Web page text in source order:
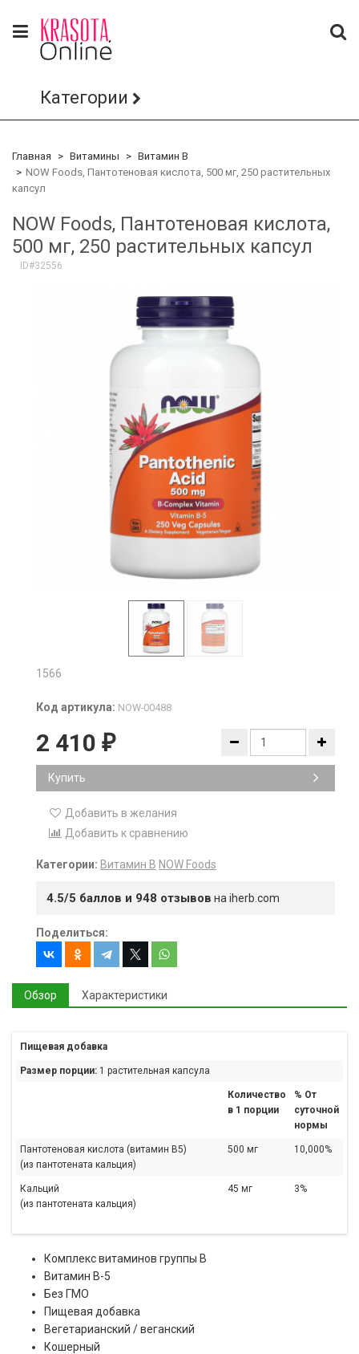
Категории
Главная Витамины
Витамин B
NOW Foods, Пантотеновая кислота, 500 мг, 250 растительных
капсул
NOW Foods, Пантотеновая кислота,
500 мг, 250 растительных капсул
ID#32556
1566
Код артикула: NOW-00488
2 410 ₽
Купить
Добавить в желания
Добавить к сравнению
Категории: Витамин B NOW Foods
4.5/5 баллов и 948 отзывов на iherb.com
Поделиться:
Обзор Характеристики
Пищевая добавка
Размер порции: 1 растительная капсула
Количество
в 1 порции
% От
суточной
нормы
Пантотеновая кислота (витамин B5)
(из пантотената кальция)
500 мг 10,000%
Кальций
(из пантотената кальция)
45 мг 3%
Комплекс витаминов группы B
Витамин B-5
Без ГМО
Пищевая добавка
Вегетарианский / веганский
Кошерный